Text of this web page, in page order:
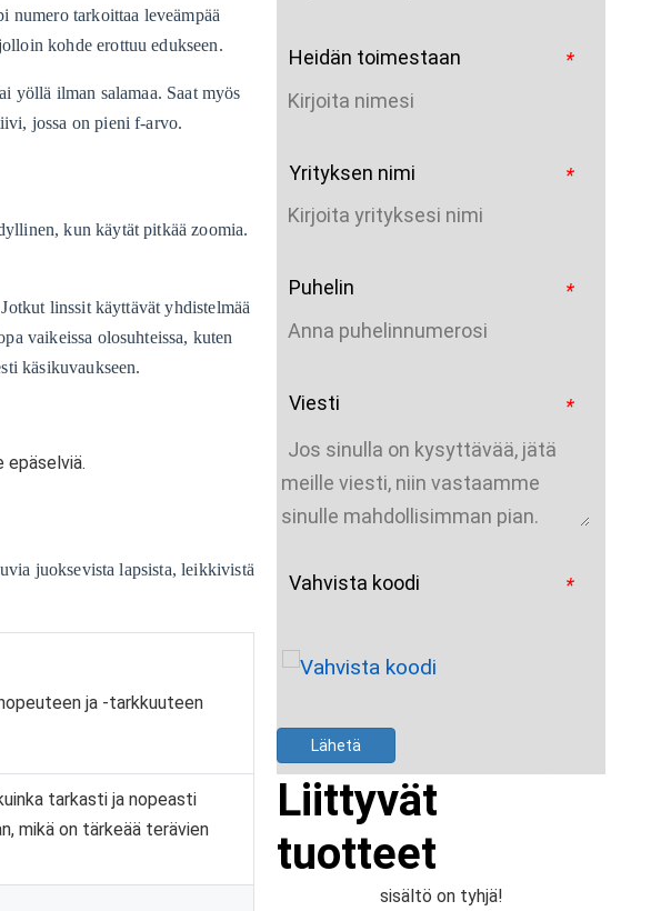
tarkoittaa leveämpää
kohde erottuu edukseen.
yöllä ilman salamaa. Saat myös
jossa on pieni f-arvo.
kun käytät pitkää zoomia.
linssit käyttävät yhdistelmää
vaikeissa olosuhteissa, kuten
käsikuvaukseen.
epäselviä.
juoksevista lapsista, leikkivistä
ja -tarkkuuteen
tarkasti ja nopeasti
mikä on tärkeää terävien
*
Heidän toimestaan
*
Yrityksen nimi
*
Puhelin
*
Viesti
*
Vahvista koodi
Lähetä
Liittyvät
tuotteet
sisältö on tyhjä!